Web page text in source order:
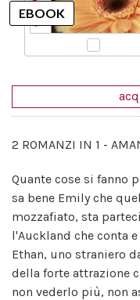
2 ROMANZI IN 1 -
Quante cose si fanno
sa bene Emily che
mozzafiato, sta
l'Auckland che conta
Ethan, uno straniero
della forte attrazione
non vederlo più, non